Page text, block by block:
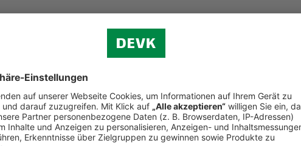
von 331,40 €.
(ohne Verkehr)
Reiserecht
Bereich (Premium-Schutz)